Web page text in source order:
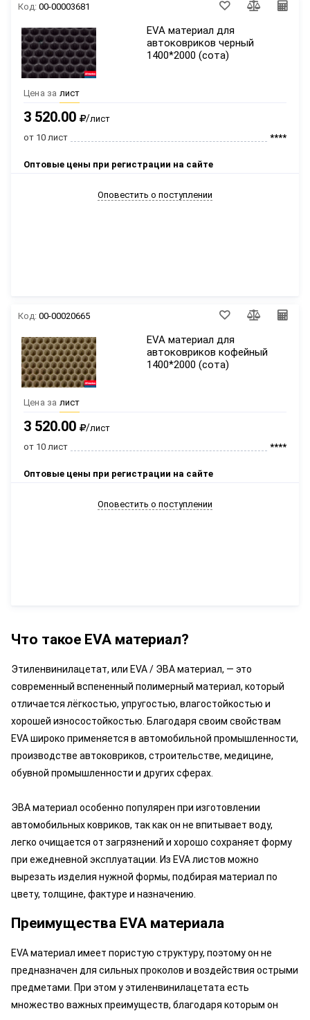
Код: 00-00003681
EVA материал для
автоковриков черный
1400*2000 (сота)
Цена за лист
3 520.00 /лист
от 10 лист
****
Оптовые цены при регистрации на сайте
Оповестить о поступлении
Код: 00-00020665
EVA материал для
автоковриков кофейный
1400*2000 (сота)
Цена за лист
3 520.00 /лист
от 10 лист
****
Оптовые цены при регистрации на сайте
Оповестить о поступлении
Что такое EVA материал?
Этиленвинилацетат, или EVA / ЭВА материал, — это
современный вспененный полимерный материал, который
отличается лёгкостью, упругостью, влагостойкостью и
хорошей износостойкостью. Благодаря своим свойствам
EVA широко применяется в автомобильной промышленности,
производстве автоковриков, строительстве, медицине,
обувной промышленности и других сферах.
ЭВА материал особенно популярен при изготовлении
автомобильных ковриков, так как он не впитывает воду,
легко очищается от загрязнений и хорошо сохраняет форму
при ежедневной эксплуатации. Из EVA листов можно
вырезать изделия нужной формы, подбирая материал по
цвету, толщине, фактуре и назначению.
Преимущества EVA материала
EVA материал имеет пористую структуру, поэтому он не
предназначен для сильных проколов и воздействия острыми
предметами. При этом у этиленвинилацетата есть
множество важных преимуществ, благодаря которым он